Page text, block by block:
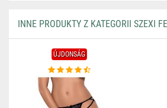
INNE PRODUKTY Z KATEGORII SZEXI
ÚJDONSÁG